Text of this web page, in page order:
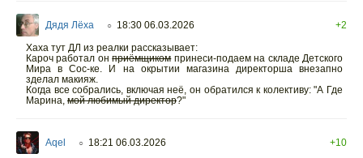
Дядя Лёха ○ 18:30 06.03.2026
+2
Хаха тут ДЛ из реалки рассказывает:
Кароч работал онприёмщикомпринеси-подаем на складе Детского
Мира в Сос-ке. И на окрытии магазина директорша внезапно
зделал макияж.
Когда все собрались, включая неё, он обратился к колективу: "А Где
Марина, мой любимый директор?"
Aqel ○ 18:21 06.03.2026 +10